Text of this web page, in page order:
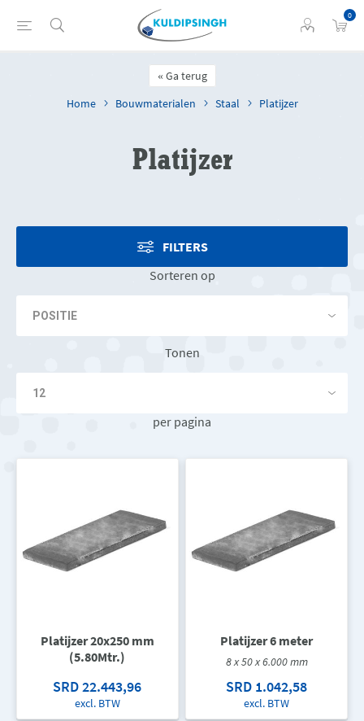
0
Ga terug
Home
Bouwmaterialen Staal Platijzer
Platijzer
FILTERS
Sorteren op
Tonen
per pagina
Platijzer 20x250 mm
(5.80Mtr.)
SRD 22.443,96
excl. BTW
Platijzer 6 meter
8 x 50 x 6.000 mm
SRD 1.042,58
excl. BTW